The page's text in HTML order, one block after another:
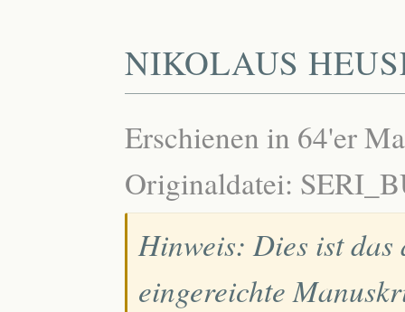
NIKOLAUS
Erschienen in 64'er
Originaldatei:
Hinweis: Dies ist das
eingereichte